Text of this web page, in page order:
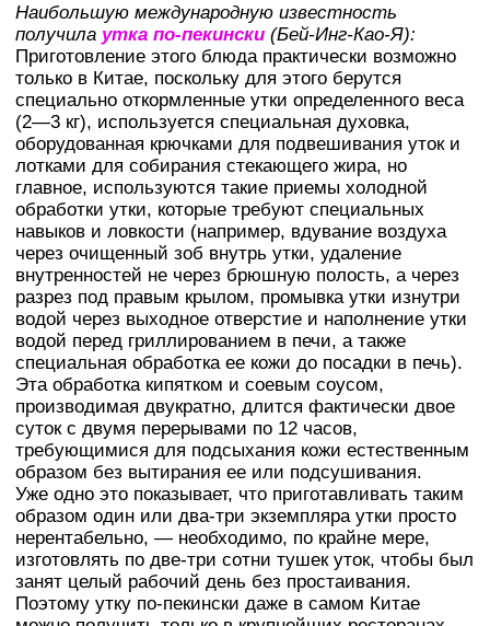
Наибольшую международную известность
получила утка по-пекински (Бей-Инг-Као-Я):
Приготовление этого блюда практически возможно
только в Китае, поскольку для этого берутся
специально откормленные утки определенного веса
(2—3 кг), используется специальная духовка,
оборудованная крючками для подвешивания уток и
лотками для собирания стекающего жира, но
главное, используются такие приемы холодной
обработки утки, которые требуют специальных
навыков и ловкости (например, вдувание воздуха
через очищенный зоб внутрь утки, удаление
внутренностей не через брюшную полость, а через
разрез под правым крылом, промывка утки изнутри
водой через выходное отверстие и наполнение утки
водой перед гриллированием в печи, а также
специальная обработка ее кожи до посадки в печь).
Эта обработка кипятком и соевым соусом,
производимая двукратно, длится фактически двое
суток с двумя перерывами по 12 часов,
требующимися для подсыхания кожи естественным
образом без вытирания ее или подсушивания.
Уже одно это показывает, что приготавливать таким
образом один или два-три экземпляра утки просто
нерентабельно, — необходимо, по крайне мере,
изготовлять по две-три сотни тушек уток, чтобы был
занят целый рабочий день без простаивания.
Поэтому утку по-пекински даже в самом Китае